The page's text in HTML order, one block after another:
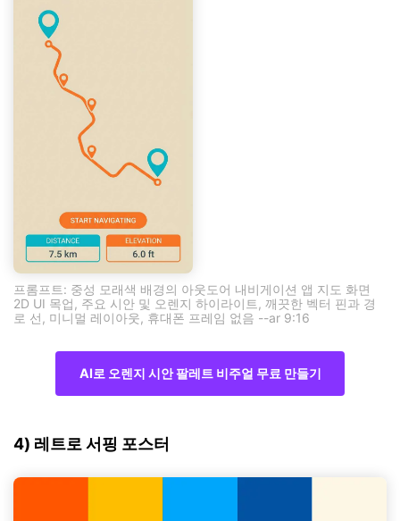
프롬프트: 중성 모래색 배경의 아웃도어 내비게이션 앱 지도 화면
2D UI 목업, 주요 시안 및 오렌지 하이라이트, 깨끗한 벡터 핀과 경
로 선, 미니멀 레이아웃, 휴대폰 프레임 없음 --ar 9:16
AI로 오렌지 시안 팔레트 비주얼 무료 만들기
4) 레트로 서핑 포스터